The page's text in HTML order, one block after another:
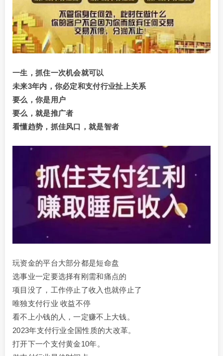
一生，抓住一次机会就可以
未来3年内，你必定和支付行业扯上关系
要么，你是用户
要么，就是推广者
看懂趋势，抓佳风口，就是智者
玩资金的平台大部分都是短命盘
选事业一定要选择有刚需和痛点的
项目没了，工作停止了收入也就停止了
唯独支付行业 收益不停
看不上小钱的人，一定赚不上大钱。
2023年支付行业全国性质的大改革。
打开下一个支付黄金10年。